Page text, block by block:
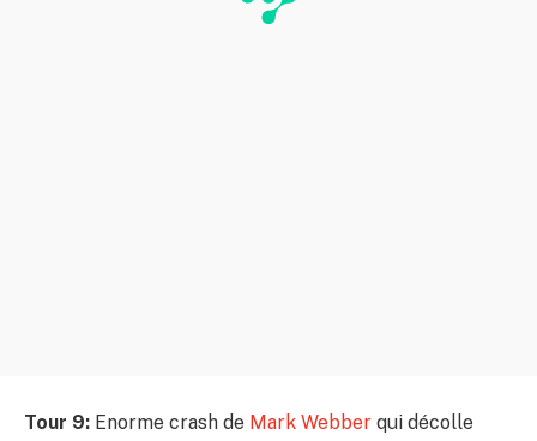
Tour 9: Enorme crash de Mark Webber qui décolle